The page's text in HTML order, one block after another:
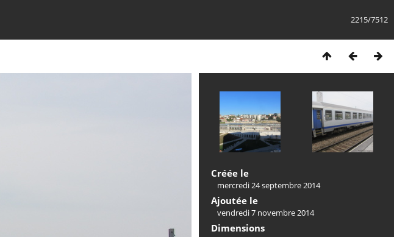
2215/7512
Créée le
mercredi 24 septembre 2014
Ajoutée le
vendredi 7 novembre 2014
Dimensions